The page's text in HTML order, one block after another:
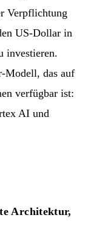
Verpflichtung
US-Dollar in
investieren.
Modell, das auf
verfügbar ist:
AI und
Architektur,